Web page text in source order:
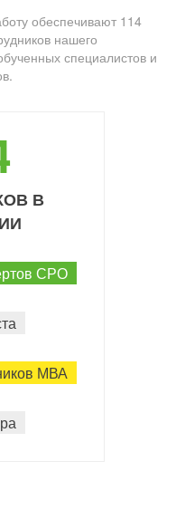
обеспечивают 114
нашего
специалистов и
В
СРО
МВА